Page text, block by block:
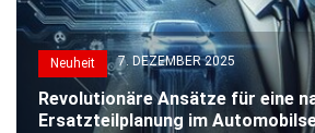
Neuheit 7. DEZEMBER 2025
Revolutionäre Ansätze für eine
Ersatzteilplanung im